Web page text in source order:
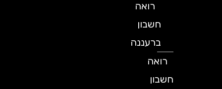
רואה
חשבון
ברעננה
רואה
חשבון